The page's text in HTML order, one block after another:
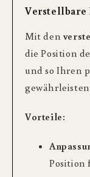
Verstellbare
Mit den
die Position
und so Ihren
Vorteile:
Position